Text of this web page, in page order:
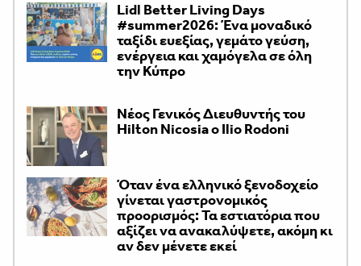
Lidl Better Living Days
#summer2026: Ένα μοναδικό
ταξίδι ευεξίας, γεμάτο γεύση,
ενέργεια και χαμόγελα σε όλη
την Κύπρο
Νέος Γενικός Διευθυντής του
Hilton Nicosia ο Ilio Rodoni
Όταν ένα ελληνικό ξενοδοχείο
γίνεται γαστρονομικός
προορισμός: Τα εστιατόρια που
αξίζει να ανακαλύψετε, ακόμη κι
αν δεν μένετε εκεί